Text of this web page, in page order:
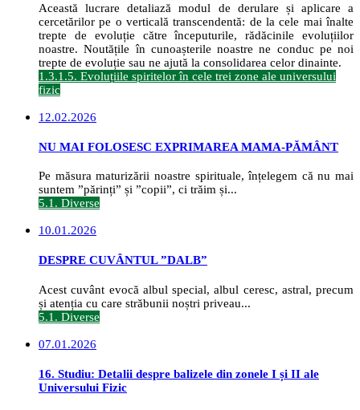
Această lucrare detaliază modul de derulare și aplicare a
cercetărilor pe o verticală transcendentă: de la cele mai înalte
trepte de evoluție către începuturile, rădăcinile evoluțiilor
noastre. Noutățile în cunoașterile noastre ne conduc pe noi
trepte de evoluție sau ne ajută la consolidarea celor dinainte.
1.3.1.5. Evoluțiile spiritelor în cele trei zone ale universului
fizic
12.02.2026
NU MAI FOLOSESC EXPRIMAREA MAMA-PĂMÂNT
Pe măsura maturizării noastre spirituale, înțelegem că nu mai
suntem ”părinți” și ”copii”, ci trăim și...
5.1. Diverse
10.01.2026
DESPRE CUVÂNTUL ”DALB”
Acest cuvânt evocă albul special, albul ceresc, astral, precum
și atenția cu care străbunii noștri priveau...
5.1. Diverse
07.01.2026
16. Studiu: Detalii despre balizele din zonele I și II ale
Universului Fizic